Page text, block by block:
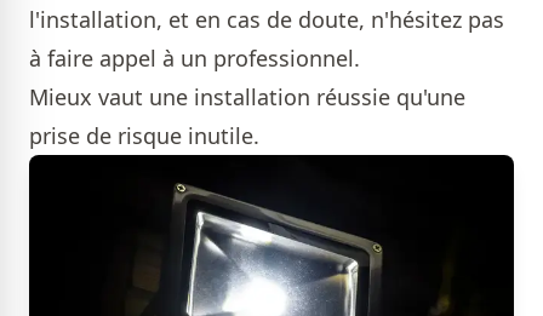
l'installation, et en cas de doute, n'hésitez pas
à faire appel à un professionnel.
Mieux vaut une installation réussie qu'une
prise de risque inutile.